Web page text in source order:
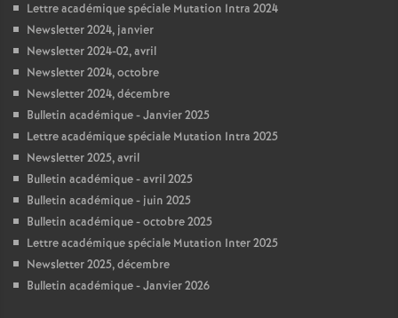
Lettre académique spéciale Mutation Intra 2024
Newsletter 2024, janvier
Newsletter 2024-02, avril
Newsletter 2024, octobre
Newsletter 2024, décembre
Bulletin académique - Janvier 2025
Lettre académique spéciale Mutation Intra 2025
Newsletter 2025, avril
Bulletin académique - avril 2025
Bulletin académique - juin 2025
Bulletin académique - octobre 2025
Lettre académique spéciale Mutation Inter 2025
Newsletter 2025, décembre
Bulletin académique - Janvier 2026